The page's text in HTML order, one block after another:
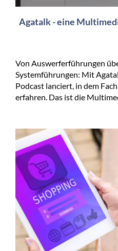
Agatalk - eine
Von Auswerferführungen
Systemführungen: Mit
Podcast lanciert, in dem
erfahren. Das ist die